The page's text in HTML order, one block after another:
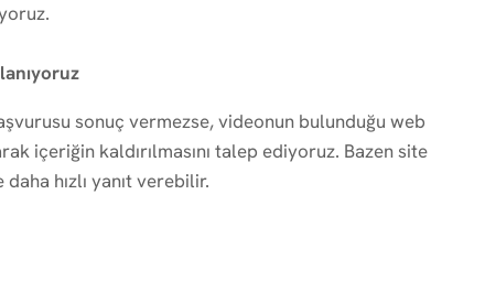
sonuç vermezse, videonun bulunduğu web
içeriğin kaldırılmasını talep ediyoruz. Bazen site
hızlı yanıt verebilir.